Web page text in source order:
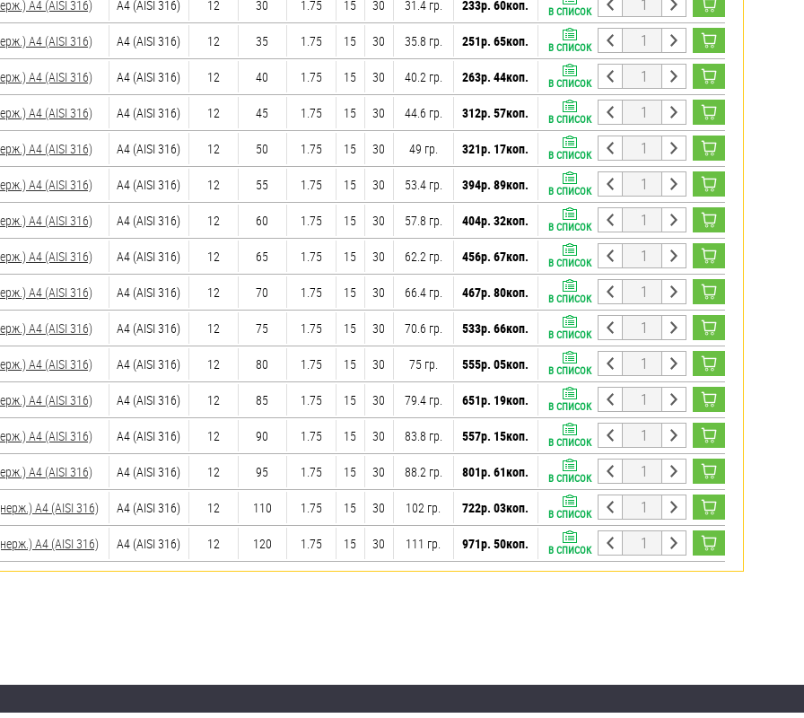
A4 (AISI 316) A4 (AISI 316) 12 30 1.75 15 30 31.4 гр. 233р. 60коп. В СПИСОК
A4 (AISI 316) A4 (AISI 316) 12 35 1.75 15 30 35.8 гр. 251р. 65коп. В СПИСОК
A4 (AISI 316) A4 (AISI 316) 12 40 1.75 15 30 40.2 гр. 263р. 44коп. В СПИСОК
A4 (AISI 316) A4 (AISI 316) 12 45 1.75 15 30 44.6 гр. 312р. 57коп. В СПИСОК
A4 (AISI 316) A4 (AISI 316) 12 50 1.75 15 30 49 гр. 321р. 17коп. В СПИСОК
A4 (AISI 316) A4 (AISI 316) 12 55 1.75 15 30 53.4 гр. 394р. 89коп. В СПИСОК
A4 (AISI 316) A4 (AISI 316) 12 60 1.75 15 30 57.8 гр. 404р. 32коп. В СПИСОК
A4 (AISI 316) A4 (AISI 316) 12 65 1.75 15 30 62.2 гр. 456р. 67коп. В СПИСОК
A4 (AISI 316) A4 (AISI 316) 12 70 1.75 15 30 66.4 гр. 467р. 80коп. В СПИСОК
A4 (AISI 316) A4 (AISI 316) 12 75 1.75 15 30 70.6 гр. 533р. 66коп. В СПИСОК
A4 (AISI 316) A4 (AISI 316) 12 80 1.75 15 30 75 гр. 555р. 05коп. В СПИСОК
A4 (AISI 316) A4 (AISI 316) 12 85 1.75 15 30 79.4 гр. 651р. 19коп. В СПИСОК
A4 (AISI 316) A4 (AISI 316) 12 90 1.75 15 30 83.8 гр. 557р. 15коп. В СПИСОК
A4 (AISI 316) A4 (AISI 316) 12 95 1.75 15 30 88.2 гр. 801р. 61коп. В СПИСОК
A4 (AISI 316) A4 (AISI 316) 12 110 1.75 15 30 102 гр. 722р. 03коп. В СПИСОК
A4 (AISI 316) A4 (AISI 316) 12 120 1.75 15 30 111 гр. 971р. 50коп. В СПИСОК